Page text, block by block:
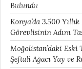
Bulundu
Konya’da 3.500
Görevlisinin Adını
Moğolistan’daki Eski
Şeftali Ağacı Yay ve